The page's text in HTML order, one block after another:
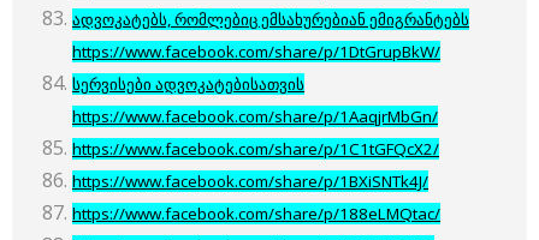
ადვოკატებს, რომლებიც ემსახურებიან ემიგრანტებს
https://www.facebook.com/share/p/1DtGrupBkW/
სერვისები ადვოკატებისათვის
https://www.facebook.com/share/p/1AaqjrMbGn/
https://www.facebook.com/share/p/1C1tGFQcX2/
https://www.facebook.com/share/p/1BXiSNTk4J/
https://www.facebook.com/share/p/188eLMQtac/